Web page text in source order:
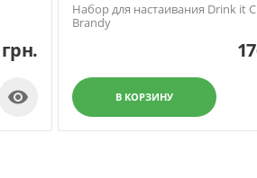
грн.

Набор для настаивания Drink it
Brandy
В КОРЗИНУ